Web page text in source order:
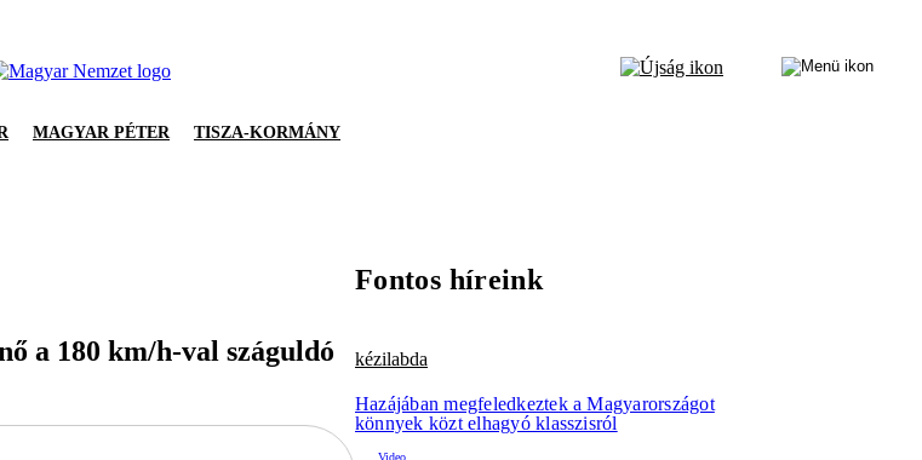
MAGYAR PÉTER TISZA-KORMÁNY
a 180 km/h-val száguldó
Fontos híreink
kézilabda
Hazájában megfeledkeztek a Magyarországot
könnyek közt elhagyó klasszisról